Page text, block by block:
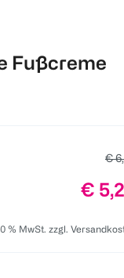
Fußcreme
€
€
% MwSt. zzgl.